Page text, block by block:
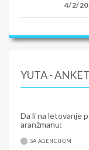
4/2/
YUTA -
Da li na letovanje
aranžmanu:
SA AGENCIJOM